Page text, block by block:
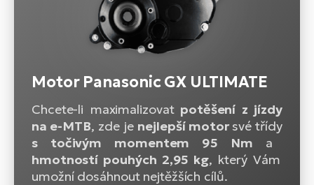
Motor Panasonic GX ULTIMATE
Chcete-li maximalizovatpotěšení z jízdy
na e-MTB, zde je nejlepší motorsvé třídy
s točivým momentem 95 Nm a
hmotností pouhých 2,95 kg, který Vám
umožní dosáhnout nejtěžších cílů.